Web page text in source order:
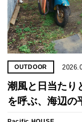
OUTDOOR
潮風と日当たり
を呼ぶ、海辺の